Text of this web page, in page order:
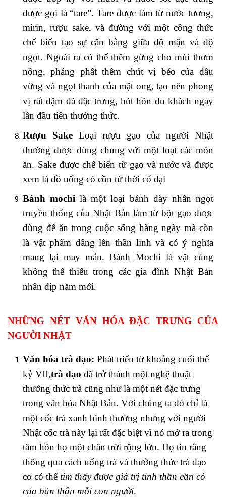
được gọi là “tare”. Tare được làm từ nước tương,
mirin, rượu sake, và đường với một công thức
chế biến tạo sự cân bằng giữa độ mặn và độ
ngọt. Ngoài ra có thể thêm gừng cho mùi thơm
nồng, phảng phất thêm chút vị béo của dầu
vừng và ngọt thanh của mật ong, tạo nên phong
vị rất đậm đà đặc trưng, hút hồn du khách ngay
lần đầu tiên thưởng thức.
Rượu SakeLoại rượu gạo của người Nhật
thường được dùng chung với một loạt các món
ăn. Sake được chế biến từ gạo và nước và được
xem là đồ uống có cồn từ thời cổ đại
Bánh mochilà một loại bánh dày nhân ngọt
truyền thống của Nhật Bản làm từ bột gạo được
dùng để ăn trong cuộc sống hàng ngày mà còn
là vật phẩm dâng lên thần linh và có ý nghĩa
mang lại may mắn. Bánh Mochi là vật cúng
không thể thiếu trong các gia đình Nhật Bản
nhân dịp năm mới.
NHỮNG NÉT VĂN HÓA ĐẶC TRƯNG CỦA
NGƯỜI NHẬT
Văn hóa trà đạo: Phát triển từ khoảng cuối thế
kỷ VII,trà đạo đã trở thành một nghệ thuật
thưởng thức trà cũng như là một nét đặc trưng
trong văn hóa Nhật Bản. Với chúng ta đó chỉ là
một cốc trà xanh bình thường nhưng với người
Nhật cốc trà này lại rất đặc biệt vì nó mở ra trong
tâm hồn họ một chân trời rộng lớn. Họ tin rằng
thông qua cách uống trà và thưởng thức trà đạo
co có thể tìm thấy được giá trị tinh thần cần có
của bản thân mỗi con người.